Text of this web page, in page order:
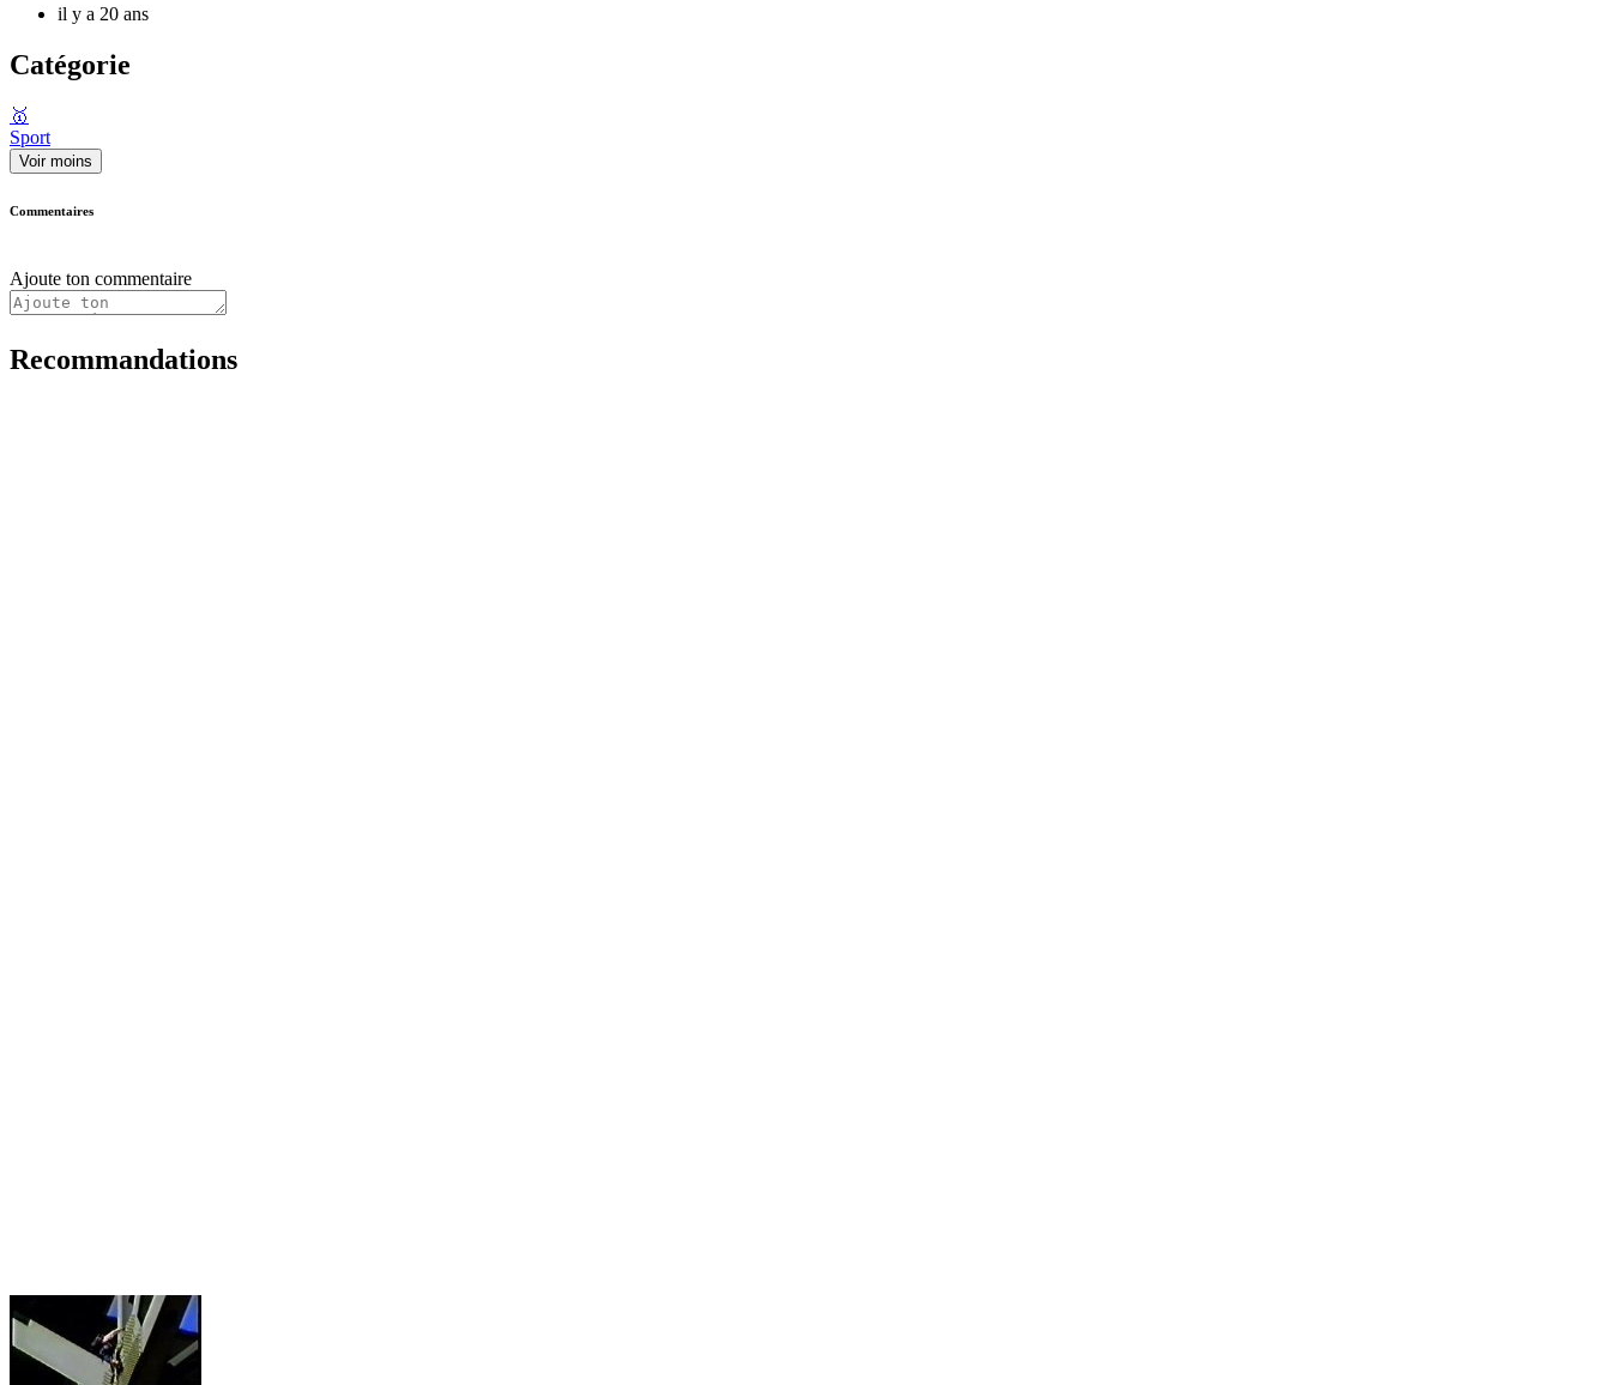
il y a 20 ans
Catégorie
🥇
Sport
Voir moins
Commentaires
Ajoute ton commentaire
Recommandations